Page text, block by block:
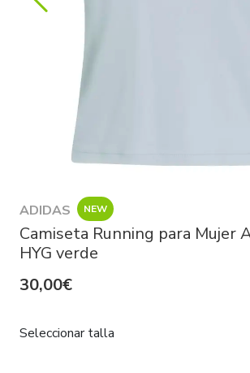
ADIDAS NEW
Camiseta Running para Mujer
HYG verde
30,00€
Seleccionar talla